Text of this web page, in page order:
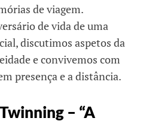
de viagem.
de vida de uma
discutimos aspetos da
e convivemos com
presença e a distância.
– “A